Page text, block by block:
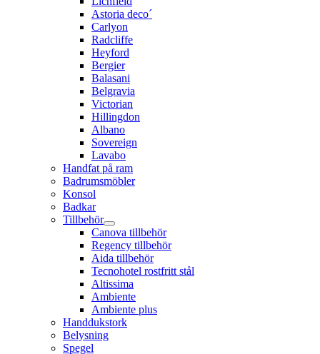
Astoria deco´
Carlyon
Radcliffe
Heyford
Bergier
Balasani
Belgravia
Victorian
Hillingdon
Albano
Sovereign
Lavabo
Handfat på ram
Badrumsmöbler
Konsol
Badkar
Tillbehör
Canova tillbehör
Regency tillbehör
Aida tillbehör
Tecnohotel rostfritt stål
Altissima
Ambiente
Ambiente plus
Handdukstork
Belysning
Spegel